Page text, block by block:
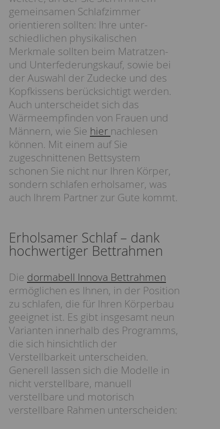
gemeinsamen Schlafzimmer
orientieren sollten: Ihre unter-
schiedlichen physikalischen
Merkmale sollten beim Matratzen-
und Unterfederungskauf, sowie bei
der Auswahl der Zudecke und des
Kopfkissens berücksichtigt werden.
Auch unterscheidet sich das
Wärmeempfinden von Frauen und
Männern, wie Sie hier nachlesen
können. Mit einem auf Sie
zugeschnittenen Bettsystem
schonen Sie nicht nur Ihren Körper,
sondern schlafen erholsamer, was
auch Ihrem Partner zur Gute kommt.
Erholsamer Schlaf – dank
hochwertiger Bettrahmen
Die dormabell Innova Bettrahmen
ermöglichen es Ihnen, in der Position
zu schlafen, die für Ihren Körperbau
geeignet ist. Es gibt insgesamt neun
Varianten innerhalb des Programms,
die sich hinsichtlich der
Verstellbarkeit unterscheiden.
Generell lassen sich die Modelle in
nicht verstellbare, manuell
verstellbare und motorisch
verstellbare Rahmen unterscheiden: